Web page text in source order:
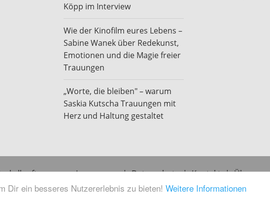
Dir ein besseres Nutzererlebnis zu bieten! Weitere Informationen
Köpp im Interview
Wie der Kinofilm eures Lebens –
Sabine Wanek über Redekunst,
Emotionen und die Magie freier
Trauungen
„Worte, die bleiben" – warum
Saskia Kutscha Trauungen mit
Herz und Haltung gestaltet
Impressum | Datenschutz | Kontakt | Über uns
Dienstleister Verzeichnis